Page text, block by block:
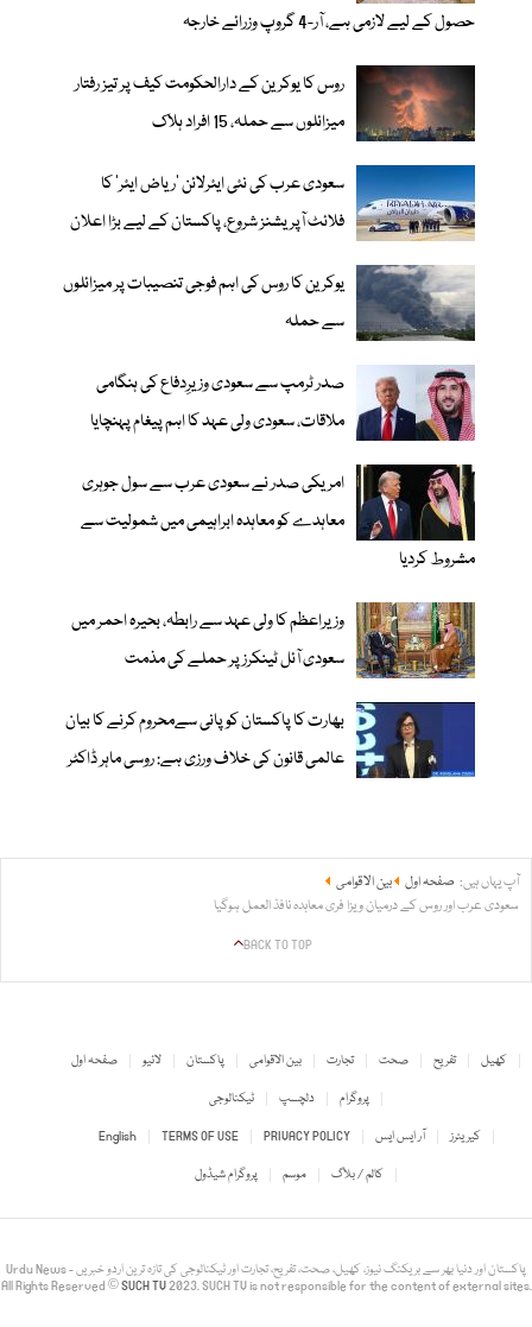
حصول کے لیے لازمی ہے، آر-4 گروپ وزرائے خارجہ
روس کا یوکرین کے دارالحکومت کیف پر تیز رفتار
میزائلوں سے حملہ، 15 افراد ہلاک
سعودی عرب کی نئی ایئرلائن ‘ریاض ایئر’ کا
فلائٹ آپریشنز شروع، پاکستان کے لیے بڑا اعلان
یوکرین کا روس کی اہم فوجی تنصیبات پر میزائلوں
سے حملہ
صدر ٹرمپ سے سعودی وزیرِدفاع کی ہنگامی
ملاقات، سعودی ولی عہد کا اہم پیغام پہنچایا
امریکی صدر نے سعودی عرب سے سول جوہری
معاہدے کو معاہدہ ابراہیمی میں شمولیت سے
مشروط کردیا
وزیراعظم کا ولی عہد سے رابطہ، بحیرہ احمر میں
سعودی آئل ٹینکرز پر حملے کی مذمت
بھارت کا پاکستان کو پانی سےمحروم کرنے کا بیان
عالمی قانون کی خلاف ورزی ہے: روسی ماہر ڈاکٹر
آپ یہاں ہیں: صفحہ اول
بین الاقوامی
سعودی عرب اور روس کے درمیان ویزا فری معاہدہ نافذ العمل ہوگیا
BACK TO TOP
صفحہ اول لائیو پاکستان بین الاقوامی تجارت صحت تفریح
کھیل
ٹیکنالوجی
دلچسپ
پروگرام
English
TERMS OF USE PRIVACY POLICY آر ایس ایس
کیریئرز
پروگرام شیڈول
موسم کالم / بلاگ
Urdu News - پاکستان اور دنیا بھر سے بریکنگ نیوز، کھیل، صحت، تفریح، تجارت اور ٹیکنالوجی کی تازہ ترین اردو خبریں
All Rights Reserved ©SUCH TV2023. SUCH TV is not responsible for the content of external sites.